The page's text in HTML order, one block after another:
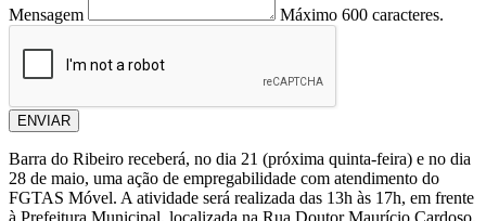
Mensagem Máximo 600 caracteres.
ENVIAR
Barra do Ribeiro receberá, no dia 21 (próxima quinta-feira) e no dia
28 de maio, uma ação de empregabilidade com atendimento do
FGTAS Móvel. A atividade será realizada das 13h às 17h, em frente
à Prefeitura Municipal, localizada na Rua Doutor Maurício Cardoso,